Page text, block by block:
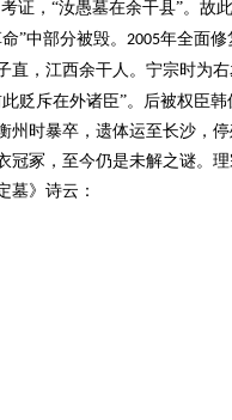
证，“汝愚墓在余干县”。故
”中部分被毁。 2005年全面修
直，江西余干人。宁宗时为
贬斥在外诸臣”。后被权臣
州时暴卒，遗体运至长沙，
冠冢，至今仍是未解之谜。
墓》诗云：